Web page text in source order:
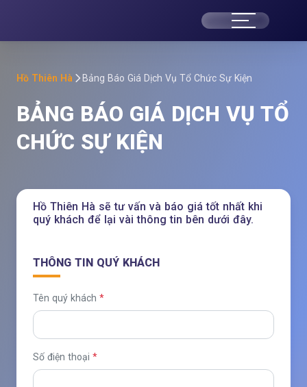
Thi
ên
Hà
-
Cô
ng
Ty
Tổ
Ch
Hồ Thiên Hà Bảng Báo Giá Dịch Vụ Tổ Chức Sự Kiện
BẢNG BÁO GIÁ DỊCH VỤ TỔ
CHỨC SỰ KIỆN
Hồ Thiên Hà sẽ tư vấn và báo giá tốt nhất khi
quý khách để lại vài thông tin bên dưới đây.
THÔNG TIN QUÝ KHÁCH
Tên quý khách *
Số điện thoại *